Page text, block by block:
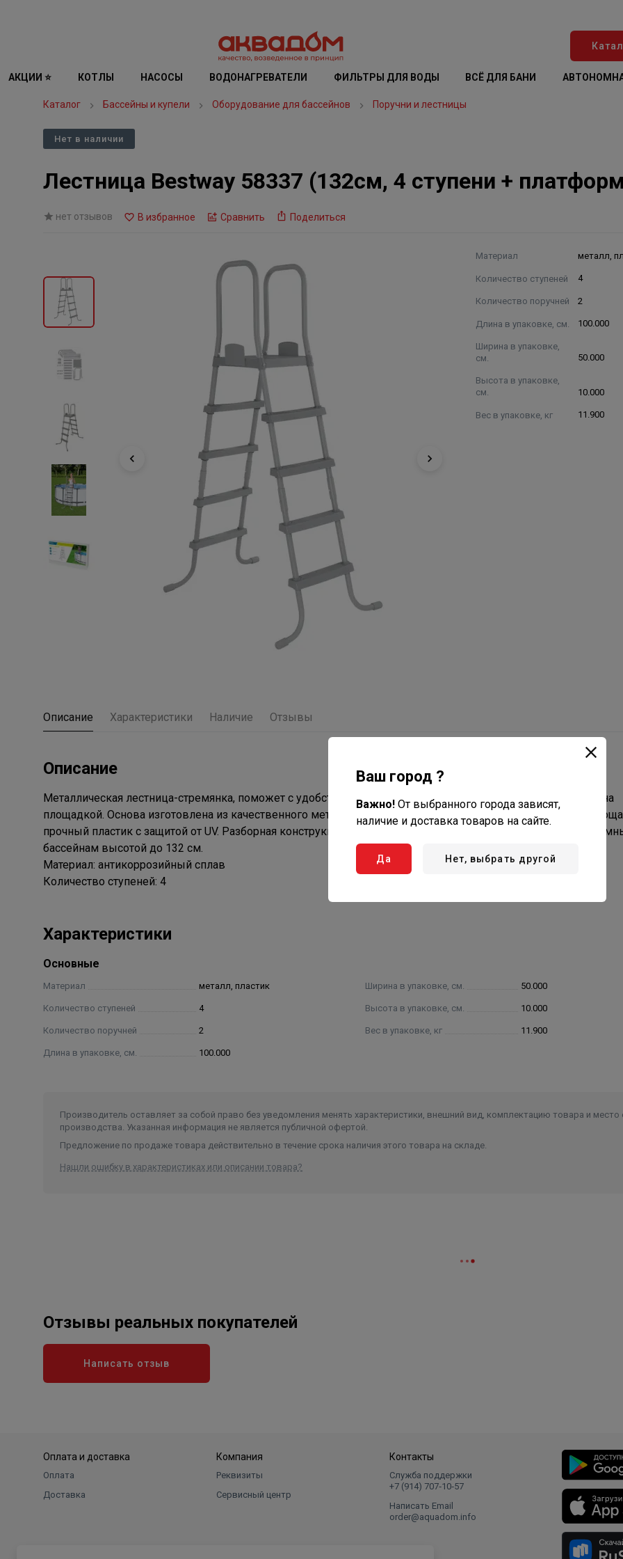
АКЦИИ ⭐ КОТЛЫ НАСОСЫ ВОДОНАГРЕВАТЕЛИ ФИЛЬТРЫ ДЛЯ ВОДЫ ВСЁ ДЛЯ БАНИ
Каталог Бассейны и купели Оборудование для бассейнов Поручни и лестницы
Нет в наличии
Лестница Bestway 58337 (132см, 4 ступени +
нет отзывов В избранное Сравнить Поделиться
Материал металл,
Количество ступеней 4
Количество поручней 2
Длина в упаковке, см. 100.000
Ширина в упаковке,
см.
50.000
Высота в упаковке,
см.
10.000
Вес в упаковке, кг 11.900
Описание Характеристики Наличие Отзывы
Описание
Металлическая лестница-стремянка, поможет с удобством входить в бассейн и выходить из него. Оснащена
площадкой. Основа изготовлена из качественного металла с антикоррозийным напылением. Ступени и
прочный пластик с защитой от UV. Разборная конструкция удобная для перевозки. Подходит к любым
бассейнам высотой до 132 см.
Материал: антикоррозийный сплав
Количество ступеней: 4
Характеристики
Основные
Материал металл, пластик
Количество ступеней 4
Количество поручней 2
Длина в упаковке, см. 100.000
Ширина в упаковке, см. 50.000
Высота в упаковке, см. 10.000
Вес в упаковке, кг 11.900
Производитель оставляет за собой право без уведомления менять характеристики, внешний вид, комплектацию товара и место
производства. Указанная информация не является публичной офертой.
Предложение по продаже товара действительно в течение срока наличия этого товара на складе.
Нашли ошибку в характеристиках или описании товара?
Отзывы реальных покупателей
Написать отзыв
Оплата и доставка
Оплата
Доставка
Компания
Реквизиты
Сервисный центр
Контакты
Служба поддержки
+7 (914) 707‑10‑57
Написать Email
order@aquadom.info
Ваш город ?
Важно! От выбранного города зависят,
наличие и доставка товаров на сайте.
Да Нет, выбрать другой